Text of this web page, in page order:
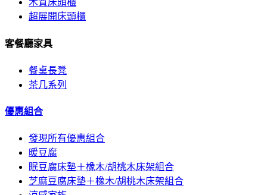
木質床頭櫃
超展開床頭櫃
客餐廳家具
餐桌長凳
茶几系列
優惠組合
發現所有優惠組合
暖豆腐
眠豆腐床墊＋橡木/胡桃木床架組合
芝麻豆腐床墊＋橡木/胡桃木床架組合